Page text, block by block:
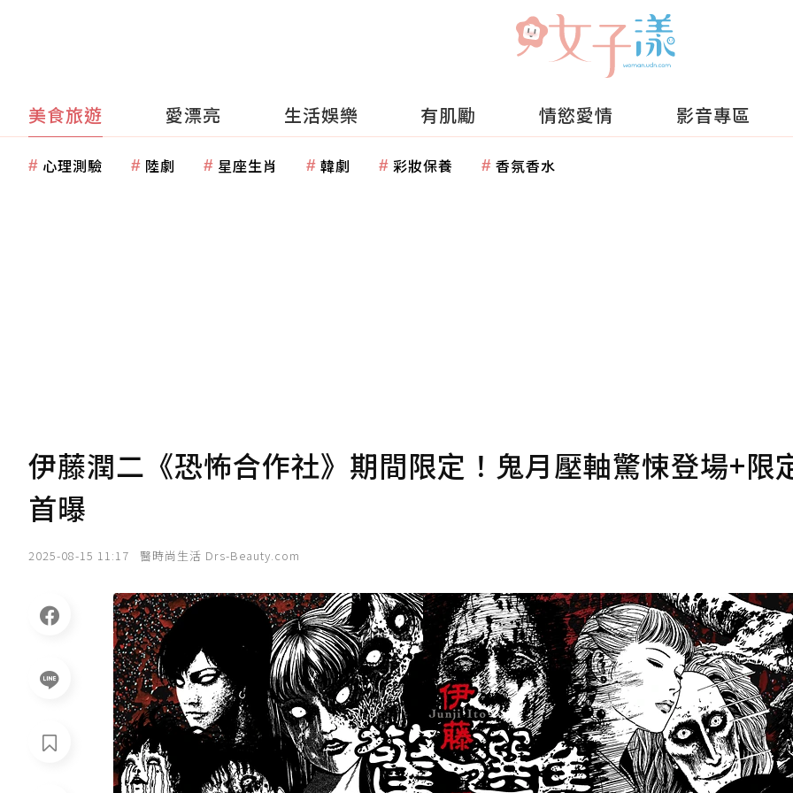
美食旅遊 愛漂亮 生活娛樂 有肌勵 情慾愛情 影音專區
心理測驗 陸劇 星座生肖 韓劇 彩妝保養 香氛香水
伊藤潤二《恐怖合作社》期間限定！鬼月壓軸驚悚登場+限
首曝
2025-08-15 11:17 醫時尚生活 Drs-Beauty.com